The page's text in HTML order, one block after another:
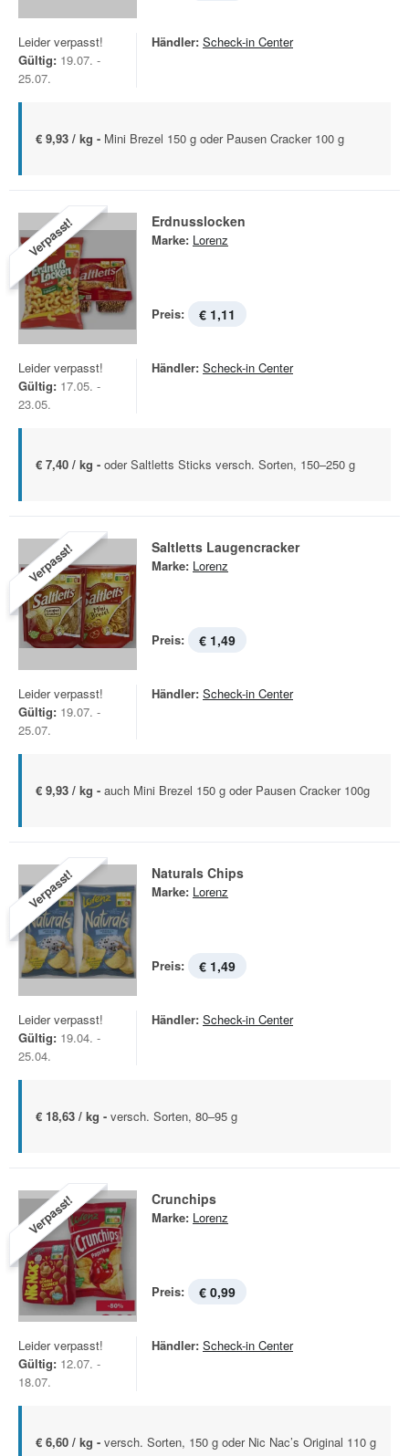
Leider verpasst!
Gültig: 19.07. -
25.07.
Händler: Scheck-in Center
€ 9,93 / kg - Mini Brezel 150 g oder Pausen Cracker 100 g
Verpasst! Erdnusslocken
Marke: Lorenz
Preis: € 1,11
Leider verpasst!
Gültig: 17.05. -
23.05.
Händler: Scheck-in Center
€ 7,40 / kg - oder Saltletts Sticks versch. Sorten, 150–250 g
Verpasst! Saltletts Laugencracker
Marke: Lorenz
Preis: € 1,49
Leider verpasst!
Gültig: 19.07. -
25.07.
Händler: Scheck-in Center
€ 9,93 / kg - auch Mini Brezel 150 g oder Pausen Cracker 100g
Verpasst! Naturals Chips
Marke: Lorenz
Preis: € 1,49
Leider verpasst!
Gültig: 19.04. -
25.04.
Händler: Scheck-in Center
€ 18,63 / kg - versch. Sorten, 80–95 g
Verpasst! Crunchips
Marke: Lorenz
Preis: € 0,99
Leider verpasst!
Gültig: 12.07. -
18.07.
Händler: Scheck-in Center
€ 6,60 / kg - versch. Sorten, 150 g oder Nic Nac’s Original 110 g